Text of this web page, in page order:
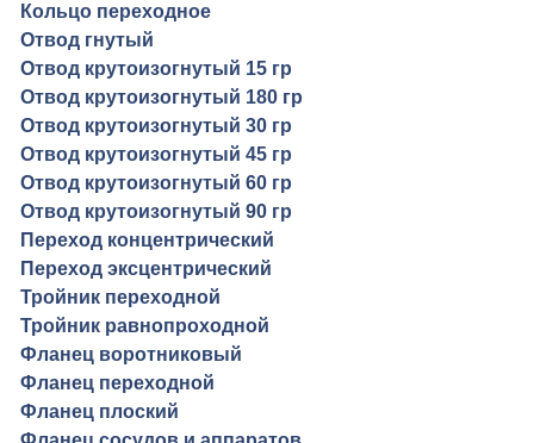
Кольцо переходное
Отвод гнутый
Отвод крутоизогнутый 15 гр
Отвод крутоизогнутый 180 гр
Отвод крутоизогнутый 30 гр
Отвод крутоизогнутый 45 гр
Отвод крутоизогнутый 60 гр
Отвод крутоизогнутый 90 гр
Переход концентрический
Переход эксцентрический
Тройник переходной
Тройник равнопроходной
Фланец воротниковый
Фланец переходной
Фланец плоский